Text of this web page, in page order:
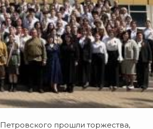
прошли торжества,